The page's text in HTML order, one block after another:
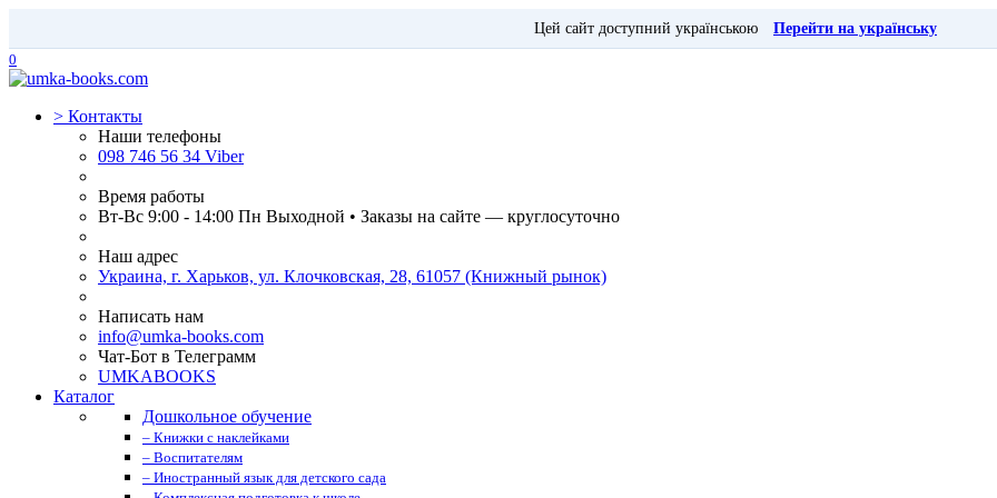
Цей сайт доступний українською
Перейти на українську
0
> Контакты
Наши телефоны
098 746 56 34 Viber
Время работы
Вт-Вс 9:00 - 14:00 Пн Выходной • Заказы на сайте — круглосуточно
Наш адрес
Украина, г. Харьков, ул. Клочковская, 28, 61057 (Книжный рынок)
Написать нам
info@umka-books.com
Чат-Бот в Телеграмм
UMKABOOKS
Каталог
Дошкольное обучение
– Книжки с наклейками
– Воспитателям
– Иностранный язык для детского сада